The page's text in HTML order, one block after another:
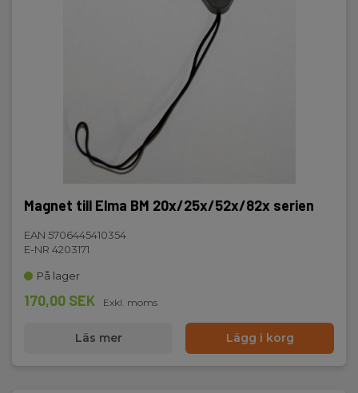
Magnet till Elma BM 20x/25x/52x/82x serien
EAN 5706445410354
E-NR 4203171
På lager
170,00 SEK Exkl. moms
Läs mer Lägg i korg